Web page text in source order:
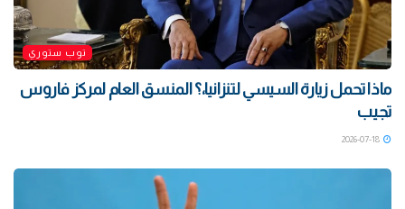
توب ستوري
ماذا تحمل زيارة السيسي لتنزانيا،؟ المنسق العام لمركز فاروس
تجيب